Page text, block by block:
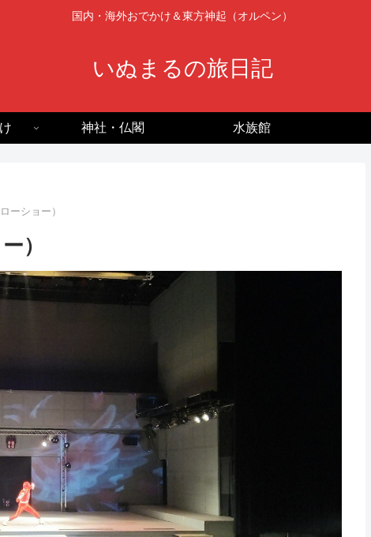
国内・海外おでかけ＆東方神起（オルペン）
いぬまるの旅日記
神社・仏閣 水族館
ーショー）
）